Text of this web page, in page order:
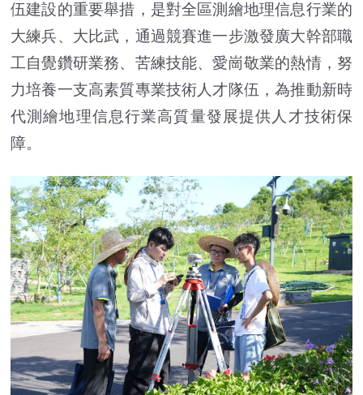
伍建設的重要舉措，是對全區測繪地理信息行業的
大練兵、大比武，通過競賽進一步激發廣大幹部職
工自覺鑽研業務、苦練技能、愛崗敬業的熱情，努
力培養一支高素質專業技術人才隊伍，為推動新時
代測繪地理信息行業高質量發展提供人才技術保
障。